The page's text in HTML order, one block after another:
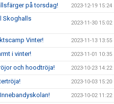
på torsdag! 2023-12-19 15:24
Skoghalls
2023-11-30 15:02
Vinter! 2023-11-13 13:55
i vinter! 2023-11-01 10:35
och hoodtröja! 2023-10-23 14:22
2023-10-03 15:20
2023-10-02 11:22